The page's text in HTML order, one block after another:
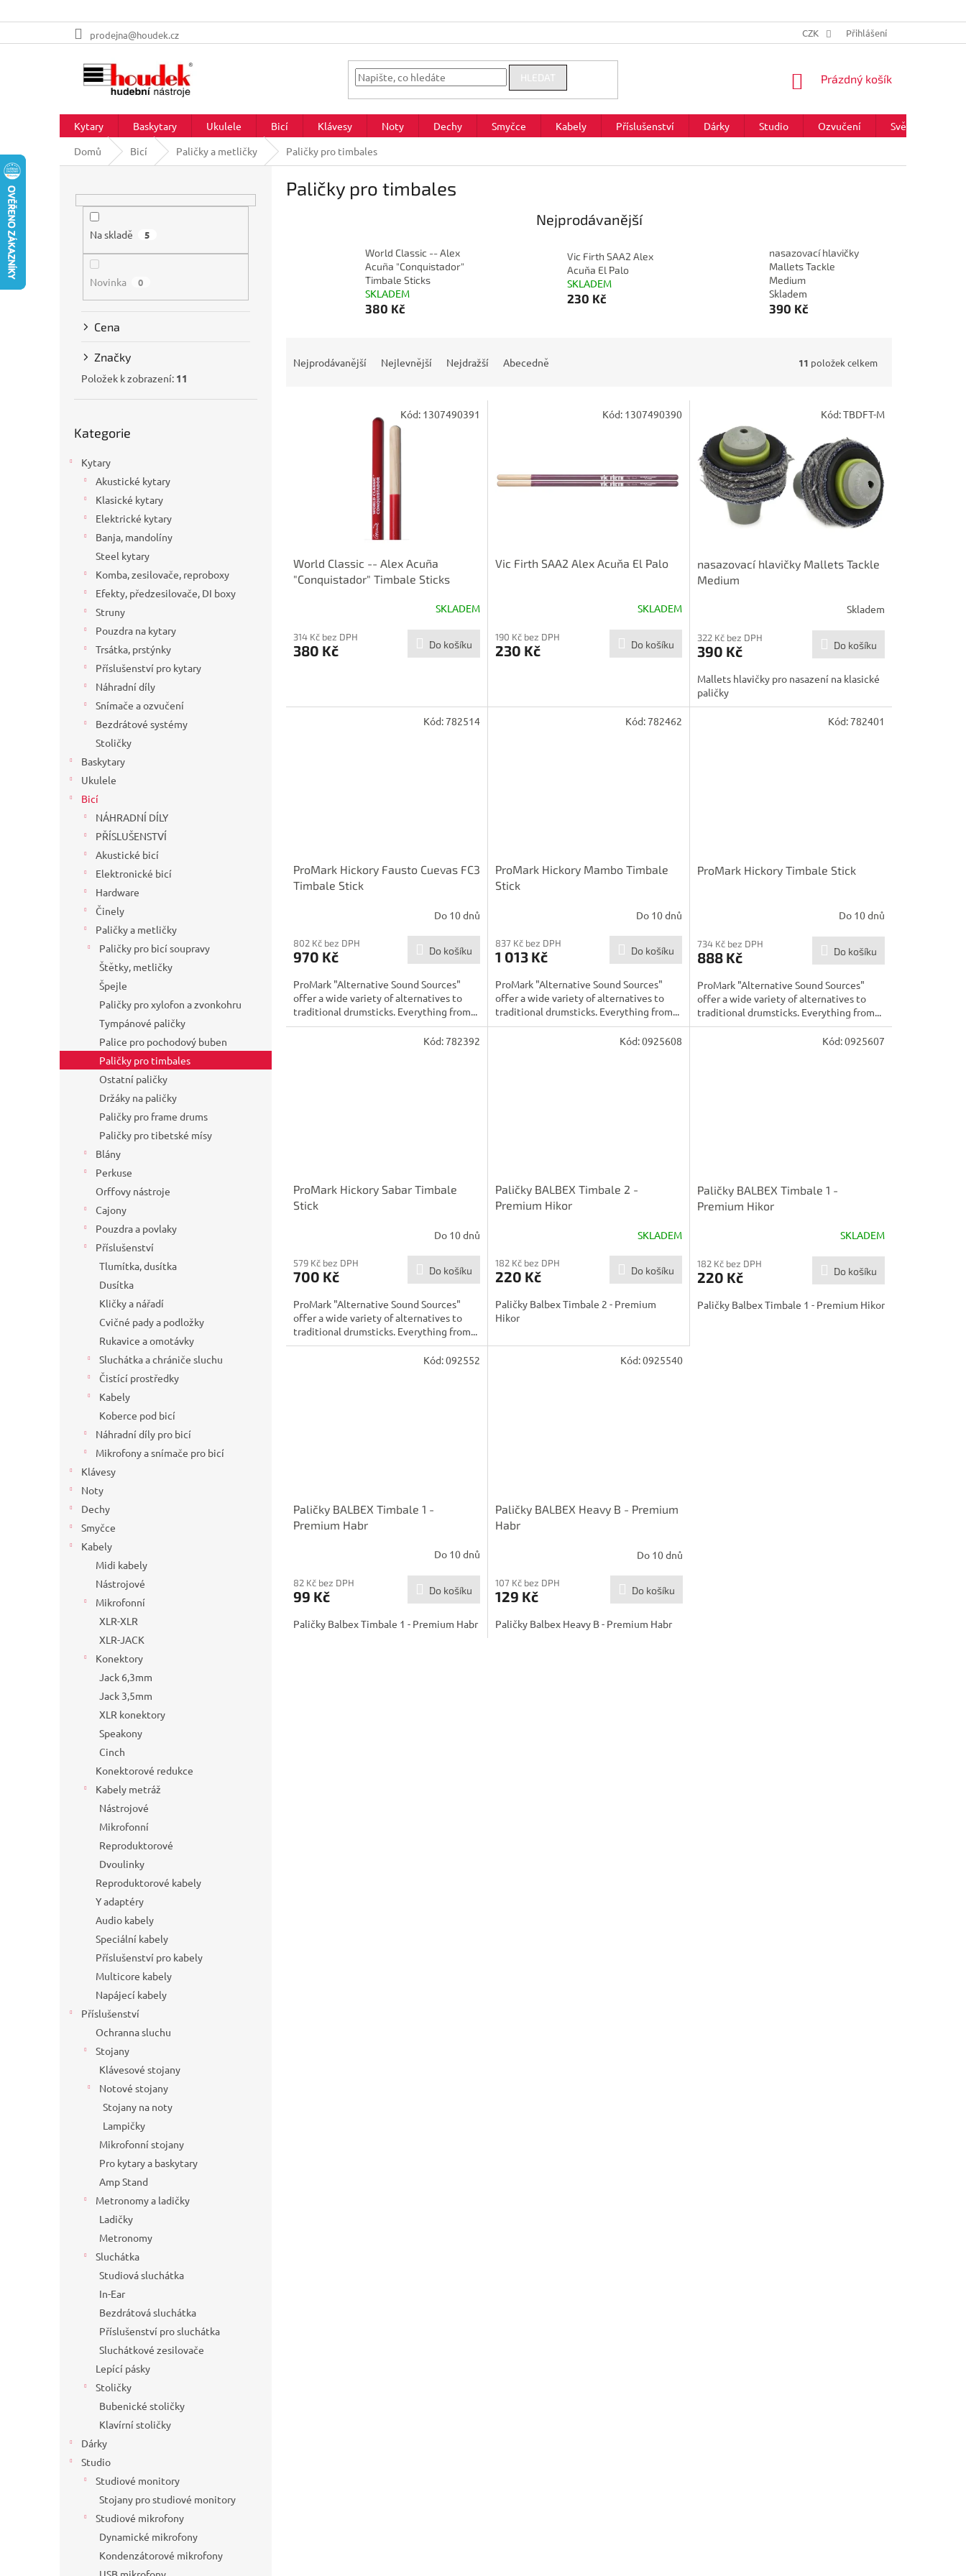
na
prodejna@houdek.cz CZK Přihlášení
HLEDAT
NÁKUPNÍ
Prázdný košík
Kytary Baskytary Ukulele Bicí Klávesy Noty Dechy Smyčce Kabely Příslušenství Dárky Studio Ozvučení Světla
Domů
Bicí Paličky a metličky Paličky pro timbales
Na skladě 5
Novinka 0
Cena
Značky
Položek k zobrazení: 11
kategorie
Kategorie
Kytary
Akustické kytary
Klasické kytary
Elektrické kytary
Banja, mandolíny
Steel kytary
Komba, zesilovače, reproboxy
Efekty, předzesilovače, DI boxy
Struny
Pouzdra na kytary
Trsátka, prstýnky
Příslušenství pro kytary
Náhradní díly
Snímače a ozvučení
Bezdrátové systémy
Stoličky
Baskytary
Ukulele
Bicí
NÁHRADNÍ DÍLY
PŘÍSLUŠENSTVÍ
Akustické bicí
Elektronické bicí
Hardware
Činely
Paličky a metličky
Paličky pro bicí soupravy
Štětky, metličky
Špejle
Paličky pro xylofon a zvonkohru
Tympánové paličky
Palice pro pochodový buben
Paličky pro timbales
Ostatní paličky
Držáky na paličky
Paličky pro frame drums
Paličky pro tibetské mísy
Blány
Perkuse
Orffovy nástroje
Cajony
Pouzdra a povlaky
Příslušenství
Tlumítka, dusítka
Dusítka
Kličky a nářadí
Cvičné pady a podložky
Rukavice a omotávky
Sluchátka a chrániče sluchu
Čistící prostředky
Kabely
Koberce pod bicí
Náhradní díly pro bicí
Mikrofony a snímače pro bicí
Klávesy
Noty
Dechy
Smyčce
Kabely
Midi kabely
Nástrojové
Mikrofonní
XLR-XLR
XLR-JACK
Konektory
Jack 6,3mm
Jack 3,5mm
XLR konektory
Speakony
Cinch
Konektorové redukce
Kabely metráž
Nástrojové
Mikrofonní
Reproduktorové
Dvoulinky
Reproduktorové kabely
Y adaptéry
Audio kabely
Speciální kabely
Příslušenství pro kabely
Multicore kabely
Napájecí kabely
Příslušenství
Ochranna sluchu
Stojany
Klávesové stojany
Notové stojany
Stojany na noty
Lampičky
Mikrofonní stojany
Pro kytary a baskytary
Amp Stand
Metronomy a ladičky
Ladičky
Metronomy
Sluchátka
Studiová sluchátka
In-Ear
Bezdrátová sluchátka
Příslušenství pro sluchátka
Sluchátkové zesilovače
Lepící pásky
Stoličky
Bubenické stoličky
Klavírní stoličky
Dárky
Studio
Studiové monitory
Stojany pro studiové monitory
Studiové mikrofony
Dynamické mikrofony
Kondenzátorové mikrofony
Paličky pro timbales
Nejprodávanější
World Classic -- Alex
Acuña "Conquistador"
Timbale Sticks
SKLADEM
380 Kč
Vic Firth SAA2 Alex
Acuňa El Palo
SKLADEM
230 Kč
nasazovací hlavičky
Mallets Tackle
Medium
Skladem
390 Kč
Nejprodávanější Nejlevnější Nejdražší Abecedně 11 položek celkem
World Classic -- Alex Acuña
"Conquistador" Timbale Sticks
SKLADEM
314 Kč bez DPH
380 Kč Do košíku
Kód: 1307490391
Vic Firth SAA2 Alex Acuňa El Palo
SKLADEM
190 Kč bez DPH
230 Kč Do košíku
Kód: 1307490390
nasazovací hlavičky Mallets Tackle
Medium
Skladem
322 Kč bez DPH
390 Kč Do košíku
Mallets hlavičky pro nasazení na klasické
paličky
Kód:TBDFT-M
ProMark Hickory Fausto Cuevas FC3
Timbale Stick
Do 10 dnů
802 Kč bez DPH
970 Kč Do košíku
ProMark "Alternative Sound Sources"
offer a wide variety of alternatives to
traditional drumsticks. Everything from...
Kód:782514
ProMark Hickory Mambo Timbale
Stick
Do 10 dnů
837 Kč bez DPH
1 013 Kč Do košíku
ProMark "Alternative Sound Sources"
offer a wide variety of alternatives to
traditional drumsticks. Everything from...
Kód:782462
ProMark Hickory Timbale Stick
Do 10 dnů
734 Kč bez DPH
888 Kč Do košíku
ProMark "Alternative Sound Sources"
offer a wide variety of alternatives to
traditional drumsticks. Everything from...
Kód:782401
ProMark Hickory Sabar Timbale
Stick
Do 10 dnů
579 Kč bez DPH
700 Kč Do košíku
ProMark "Alternative Sound Sources"
offer a wide variety of alternatives to
traditional drumsticks. Everything from...
Kód:782392
Paličky BALBEX Timbale 2 -
Premium Hikor
SKLADEM
182 Kč bez DPH
220 Kč Do košíku
Paličky Balbex Timbale 2 - Premium
Hikor
Kód:0925608
Paličky BALBEX Timbale 1 -
Premium Hikor
SKLADEM
182 Kč bez DPH
220 Kč Do košíku
Paličky Balbex Timbale 1 - Premium Hikor
Kód:0925607
Paličky BALBEX Timbale 1 -
Premium Habr
Do 10 dnů
82 Kč bez DPH
99 Kč Do košíku
Paličky Balbex Timbale 1 - Premium Habr
Kód:092552
Paličky BALBEX Heavy B - Premium
Habr
Do 10 dnů
107 Kč bez DPH
129 Kč Do košíku
Paličky Balbex Heavy B - Premium Habr
Kód:0925540